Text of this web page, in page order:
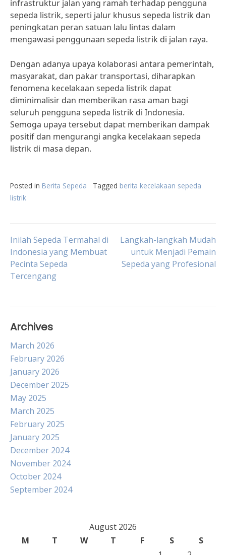
infrastruktur jalan yang ramah terhadap pengguna
sepeda listrik, seperti jalur khusus sepeda listrik dan
peningkatan peran satuan lalu lintas dalam
mengawasi penggunaan sepeda listrik di jalan raya.
Dengan adanya upaya kolaborasi antara pemerintah,
masyarakat, dan pakar transportasi, diharapkan
fenomena kecelakaan sepeda listrik dapat
diminimalisir dan memberikan rasa aman bagi
seluruh pengguna sepeda listrik di Indonesia.
Semoga upaya tersebut dapat memberikan dampak
positif dan mengurangi angka kecelakaan sepeda
listrik di masa depan.
Posted in Berita Sepeda Tagged berita kecelakaan sepeda
listrik
Post
navigation
Inilah Sepeda Termahal di
Indonesia yang Membuat
Pecinta Sepeda
Tercengang
Langkah-langkah Mudah
untuk Menjadi Pemain
Sepeda yang Profesional
Archives
March 2026
February 2026
January 2026
December 2025
May 2025
March 2025
February 2025
January 2025
December 2024
November 2024
October 2024
September 2024
August 2026
M
T W T F S
S